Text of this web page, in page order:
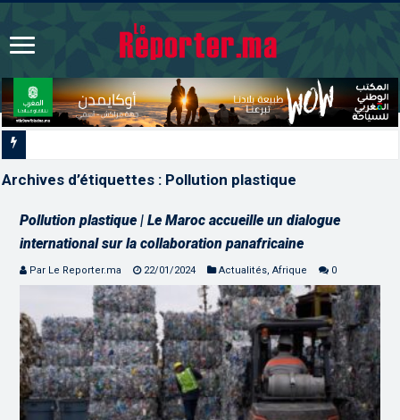
Archives d’étiquettes : Pollution plastique
Pollution plastique | Le Maroc accueille un dialogue
international sur la collaboration panafricaine
Par Le Reporter.ma 22/01/2024 Actualités,Afrique 0